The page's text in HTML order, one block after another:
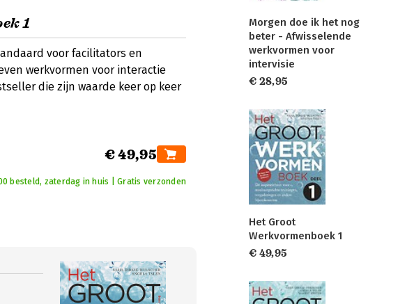
1
voor facilitators en
werkvormen voor interactie
die zijn waarde keer op keer
€ 49,95
besteld, zaterdag in huis | Gratis verzonden
Morgen doe ik het nog
beter - Afwisselende
werkvormen voor
intervisie
€ 28,95
Het Groot
Werkvormenboek 1
€ 49,95